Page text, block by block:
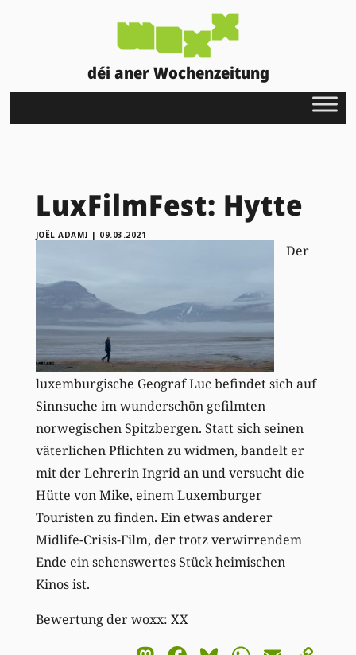
déi aner Wochenzeitung
LuxFilmFest: Hytte
JOËL ADAMI | 09.03.2021
Der
luxemburgische Geograf Luc befindet sich auf
Sinnsuche im wunderschön gefilmten
norwegischen Spitzbergen. Statt sich seinen
väterlichen Pflichten zu widmen, bandelt er
mit der Lehrerin Ingrid an und versucht die
Hütte von Mike, einem Luxemburger
Touristen zu finden. Ein etwas anderer
Midlife-Crisis-Film, der trotz verwirrendem
Ende ein sehenswertes Stück heimischen
Kinos ist.
Bewertung der woxx: XX